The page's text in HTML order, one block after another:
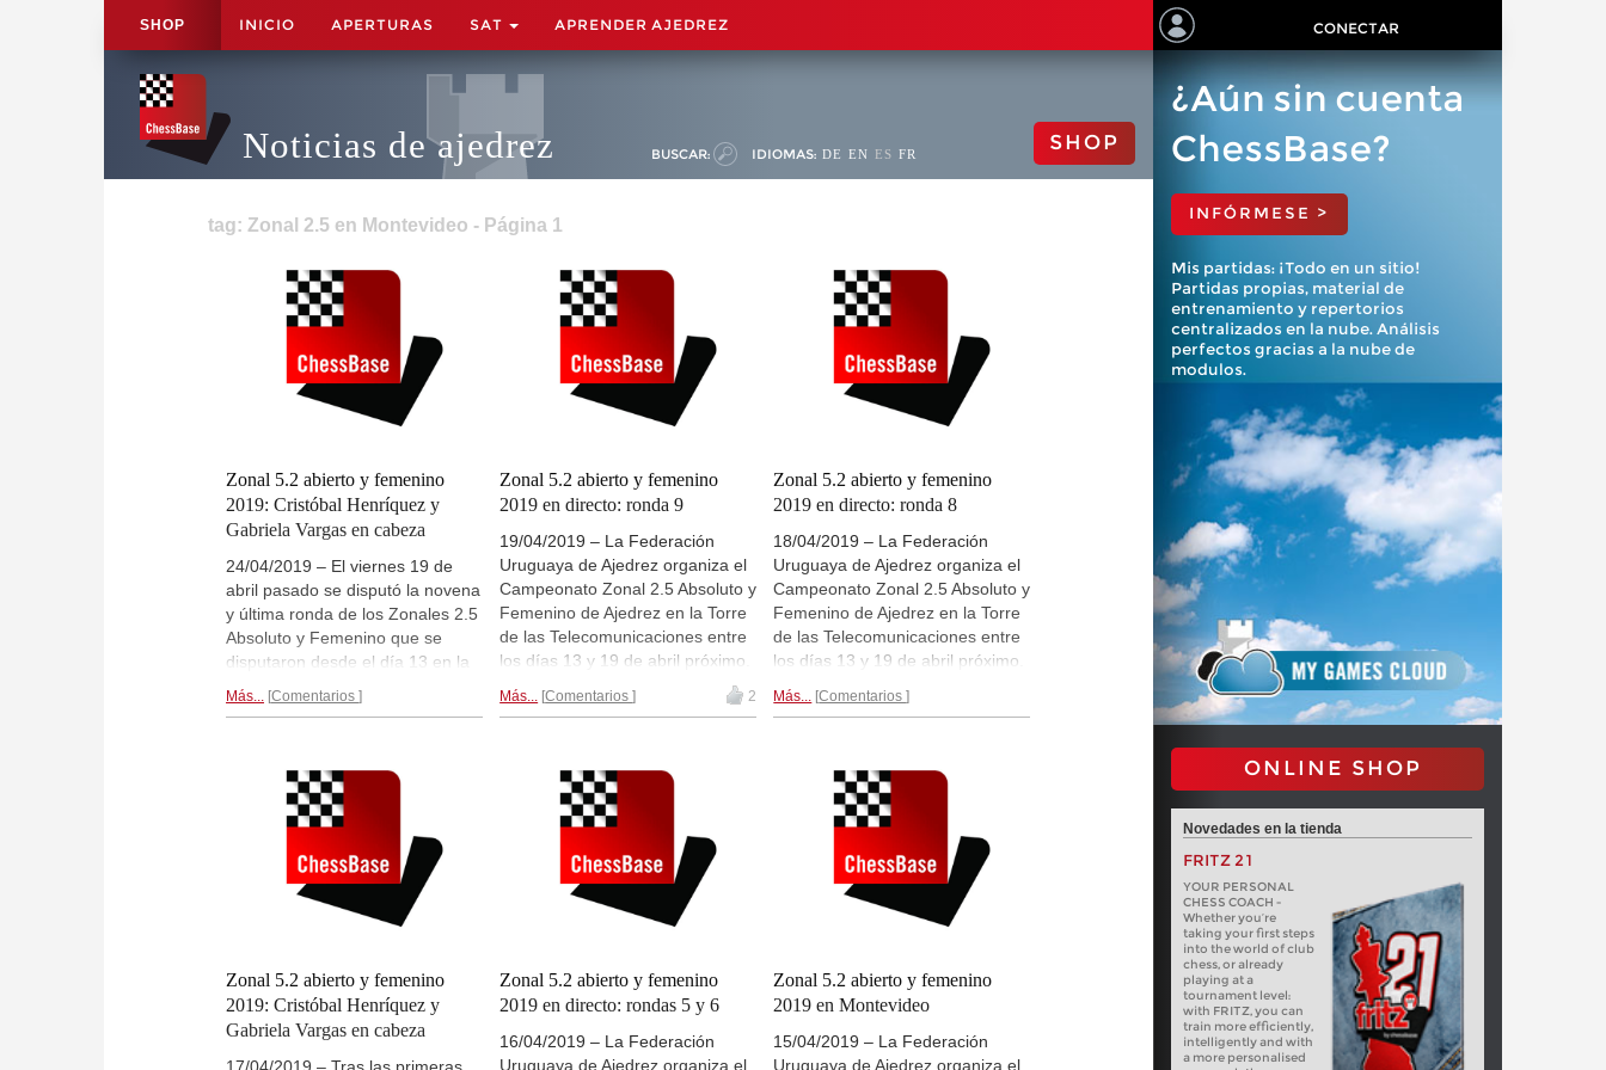
SHOP INICIO APERTURAS SAT APRENDER AJEDREZ CONECTAR
Noticias de ajedrez BUSCAR: IDIOMAS: DE EN ES FR SHOP
tag: Zonal 2.5 en Montevideo - Página 1
Zonal 5.2 abierto y femenino
2019: Cristóbal Henríquez y
Gabriela Vargas en cabeza
24/04/2019 – El viernes 19 de
abril pasado se disputó la novena
y última ronda de los Zonales 2.5
Absoluto y Femenino que se
disputaron desde el día 13 en la
sala Idea Vilariño de la Torre de
las Telecomunicaciones de Antel.
Cristóbal Henríquez con 7,5/9
puntos (en la foto a la izda.). En
el Zonal Femenino se llegó a la
última ronda con dos líderes y
finalmente se alzó con la victoría
de la WFM de Paraguay Gabriela
Vargas con 6,5/9 puntos. Crónica
Fotos: Zonal 2.5 en Montevideo
2019
Más... Comentarios
Zonal 5.2 abierto y femenino
2019 en directo: ronda 9
19/04/2019 – La Federación
Uruguaya de Ajedrez organiza el
Campeonato Zonal 2.5 Absoluto y
Femenino de Ajedrez en la Torre
de las Telecomunicaciones entre
los días 13 y 19 de abril próximo.
En la sección abierta participan
54 jugadores y en la sección
telecomunicaciones de ANTEL.
Hay retransmisiones en
live.chessbase.com
directo a la retransmisión
el
enlace directo a la retransmisión
de la sección femenina
Más... Comentarios 2
Zonal 5.2 abierto y femenino
2019 en directo: ronda 8
18/04/2019 – La Federación
Uruguaya de Ajedrez organiza el
Campeonato Zonal 2.5 Absoluto y
Femenino de Ajedrez en la Torre
de las Telecomunicaciones entre
los días 13 y 19 de abril próximo.
54 jugadores y en la sección
telecomunicaciones de ANTEL.
Hay retransmisiones en
live.chessbase.com
directo a la retransmisión
el
enlace directo a la retransmisión
de la sección femenina
Más... Comentarios
Zonal 5.2 abierto y femenino
2019: Cristóbal Henríquez y
Gabriela Vargas en cabeza
Zonal 5.2 abierto y femenino
2019 en directo: rondas 5 y 6
16/04/2019 – La Federación
Uruguaya de Ajedrez organiza el
Zonal 5.2 abierto y femenino
2019 en Montevideo
15/04/2019 – La Federación
Uruguaya de Ajedrez organiza el
¿Aún sin cuenta
ChessBase?
INFÓRMESE >
Mis partidas: ¡Todo en un sitio!
Partidas propias, material de
entrenamiento y repertorios
centralizados en la nube. Análisis
perfectos gracias a la nube de
modulos.
ONLINE SHOP
Novedades en la tienda
FRITZ 21
YOUR PERSONAL
CHESS COACH -
Whether you’re
taking your first steps
into the world of club
chess, or already
playing at a
tournament level:
with FRITZ, you can
train more efficiently,
intelligently and with
a more personalised